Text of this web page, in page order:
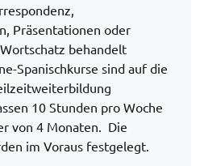
Präsentationen oder
behandelt
Spanischkurse sind auf die
10 Stunden pro Woche
von 4 Monaten. Die
im Voraus festgelegt.